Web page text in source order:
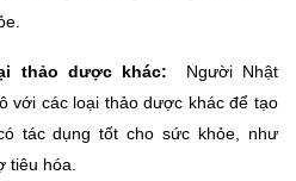
thảo dược khác: Người Nhật
với các loại thảo dược khác để tạo
tác dụng tốt cho sức khỏe, như
tiêu hóa.